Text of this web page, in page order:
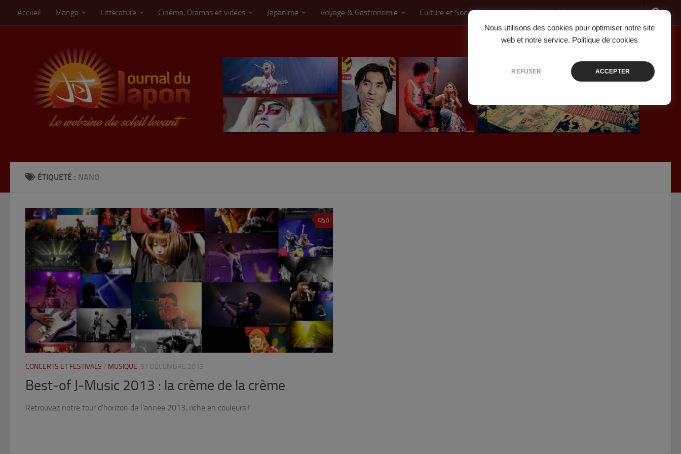
Nous utilisons des cookies pour optimiser notre site
web et notre service. Politique de cookies
REFUSER ACCEPTER
Skip to content
Accueil Manga Littérature Cinéma, Dramas et vidéos Japanime Voyage & Gastronomie Culture et Société Jeux Vidéo Musique
ÉTIQUETÉ : NANO
0
CONCERTS ET FESTIVALS / MUSIQUE 31 DÉCEMBRE 2013
Best-of J-Music 2013 : la crème de la crème
Retrouvez notre tour d’horizon de l’année 2013, riche en couleurs !